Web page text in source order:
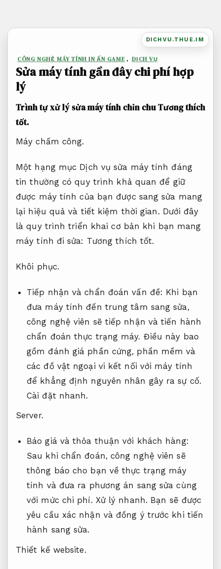
DICHVU.THUE.IM
CÔNG NGHỆ MÁY TÍNH IN ẤN GAME , DỊCH VỤ
Sửa máy tính gần đây chi phí hợp
lý
Trình tự xử lý sửa máy tính chỉn chuTương thích
tốt.
Máy chấm công.
Một hạng mục Dịch vụ sửa máy tính đáng
tin thường có quy trình khả quan để giữ
được máy tính của bạn được sang sửa mang
lại hiệu quả và tiết kiệm thời gian. Dưới đây
là quy trình triển khai cơ bản khi bạn mang
máy tính đi sửa: Tương thích tốt.
Khôi phục.
Tiếp nhận và chẩn đoán vấn đề: Khi bạn
đưa máy tính đến trung tâm sang sửa,
công nghệ viên sẽ tiếp nhận và tiến hành
chẩn đoán thực trạng máy. Điều này bao
gồm đánh giá phần cứng, phần mềm và
các đồ vật ngoại vi kết nối với máy tính
để khẳng định nguyên nhân gây ra sự cố.
Cài đặt nhanh.
Server.
Báo giá và thỏa thuận với khách hàng:
Sau khi chẩn đoán, công nghệ viên sẽ
thông báo cho bạn về thực trạng máy
tính và đưa ra phương án sang sửa cùng
với mức chi phí. Xử lý nhanh. Bạn sẽ được
yêu cầu xác nhận và đồng ý trước khi tiến
hành sang sửa.
Thiết kế website.